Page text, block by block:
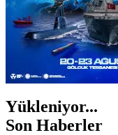
Yükleniyor...
Son Haberler